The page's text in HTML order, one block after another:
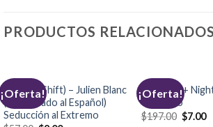
PRODUCTOS RELACIONADOS
¡Oferta!
Cambio (Shift) – Julien Blanc
(Subtitulado al Español)
Seducción al Extremo
¡Oferta!
Dayboss +
Caraballo
$197.00 $7.00